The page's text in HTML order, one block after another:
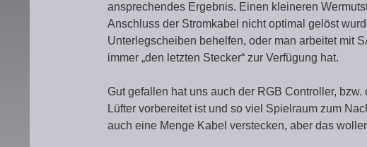
ansprechendes Ergebnis. Einen kleineren
Anschluss der Stromkabel nicht optimal gelöst
Unterlegscheiben behelfen, oder man arbeitet mit
immer „den letzten Stecker“ zur Verfügung hat.
Gut gefallen hat uns auch der RGB Controller,
Lüfter vorbereitet ist und so viel Spielraum zum
auch eine Menge Kabel verstecken, aber das